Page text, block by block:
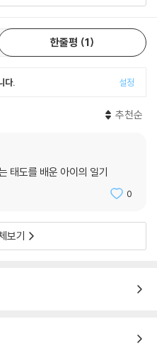
이야 감격스러울지 모르지만, 듣는
만 고역이 아닐 때가 많습니다. 하
자기 목소리를 낮춥니다. 천진난만
에 비친 농촌 이야기, 아이 마음에
선물 꾸러미처럼 풀어 놓습니다.
작될 때만 해도 시골에 대한 심리
와 함께 밭일을 하고 시골 아이 상
혀집니다. 그 과정을 노골적이거나
분 도시에서 나고 자란 요즘 아이
한 친구들이 시골에 있노라고 말하
한줄평 1
다. 설정
추천순
태도를 배운 아이의 일기
0
보기